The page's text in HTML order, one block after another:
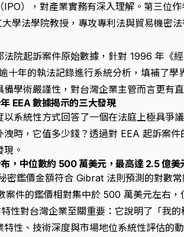
IPO），對產業實務有深入理解。第三位
學法學院教授，專攻專利法與貿易機密
法院起訴案件原始數據，針對 1996 年《
十年的執法記錄進行系統分析，填補了學
學術嚴謹性，對台灣企業主管而言更有
EEA 數據揭示的三大發現
系統性方式回答了一個在法庭上極具爭
時，它值多少錢？透過對 EEA 起訴案
。
，中位數約 500 萬美元，最高達 2.5 億美
密鑑價金額符合 Gibrat 法則預測的對數
件的鑑價相對集中於 500 萬美元左右，
性對台灣企業至關重要：它說明了「我
性、技術深度與市場地位系統性評估的